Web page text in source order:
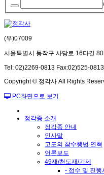
(우)07009
서울특별시 동작구 사당로 16다길
Tel: 02)2269-0813 Fax:02)525-0813
Copyright © 정각사 All Rights
PC화면으로 보기
정각종 소개
정각종 안내
인사말
고도의 참수행법 연혁
언론보도
49재/천도재/기제
- 접수 및 진행